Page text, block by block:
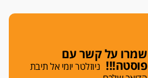
שמרו על קשר עם
פוסטה!!! ניוזלטר יומי אל תיבת